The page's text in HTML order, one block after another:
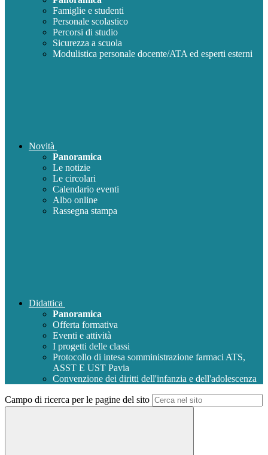
Famiglie e studenti
Personale scolastico
Percorsi di studio
Sicurezza a scuola
Modulistica personale docente/ATA ed esperti esterni
Novità
Panoramica
Le notizie
Le circolari
Calendario eventi
Albo online
Rassegna stampa
Didattica
Panoramica
Offerta formativa
Eventi e attività
I progetti delle classi
Protocollo di intesa somministrazione farmaci ATS,
ASST E UST Pavia
Convenzione dei diritti dell'infanzia e dell'adolescenza
Campo di ricerca per le pagine del sito